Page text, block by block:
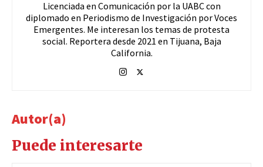
Licenciada en Comunicación por la UABC con
diplomado en Periodismo de Investigación por Voces
Emergentes. Me interesan los temas de protesta
social. Reportera desde 2021 en Tijuana, Baja
California.
Autor(a)
Puede interesarte